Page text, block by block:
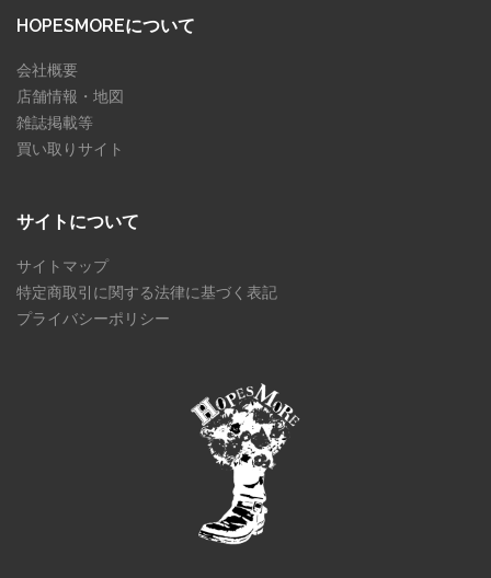
HOPESMOREについて
会社概要
店舗情報・地図
雑誌掲載等
買い取りサイト
サイトについて
サイトマップ
特定商取引に関する法律に基づく表記
プライバシーポリシー